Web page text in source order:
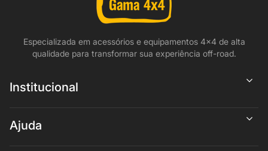
Especializada em acessórios e equipamentos 4x4 de alta
qualidade para transformar sua experiência off-road.
Institucional
Ajuda